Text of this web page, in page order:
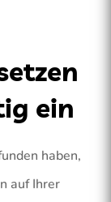
ein
haben,
auf Ihrer